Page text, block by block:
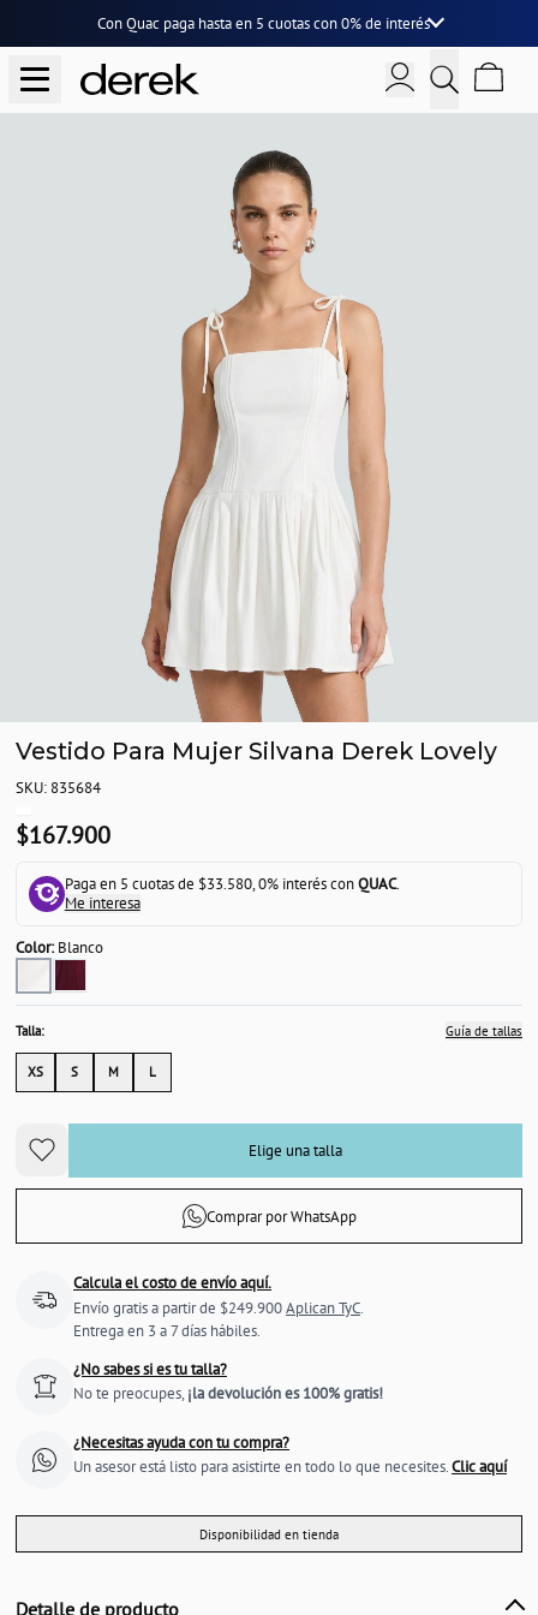
Con Quac paga hasta en 5 cuotascon0% de interés
Vestido Para Mujer Silvana Derek Lovely
SKU: 835684
$167.900
Paga en 5 cuotas de $33.580, 0% interés conQUAC.
Me interesa
Color:Blanco
Talla: Guía de tallas
XS S M L
Elige una talla
Comprar por WhatsApp
Calcula el costo de envío aquí.
Envío gratis a partir de $249.900Aplican TyC.
Entrega en 3 a 7 días hábiles.
¿No sabes si es tu talla?
No te preocupes, ¡la devolución es 100% gratis!
¿Necesitas ayuda con tu compra?
Un asesor está listo para asistirte en todo lo que necesites.Clic aquí
Disponibilidad en tienda
Detalle de producto